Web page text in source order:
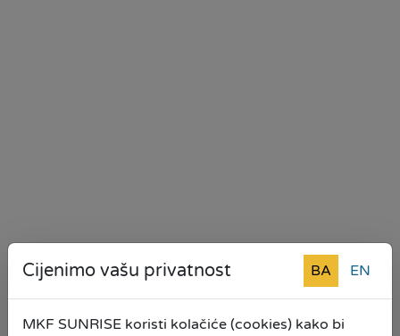
Cijenimo vašu privatnost BA EN
MKF SUNRISE koristi kolačiće (cookies) kako bi